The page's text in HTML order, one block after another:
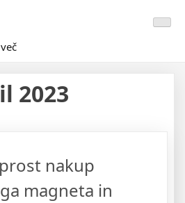
2023
nakup
magneta in